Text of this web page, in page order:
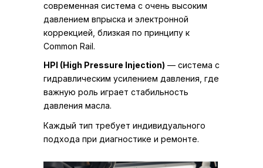
Каждый тип требует индивидуального
подхода при диагностике и ремонте.
HPI (High Pressure Injection) — система с
гидравлическим усилением давления, где
важную роль играет стабильность
давления масла.
современная система с очень высоким
давлением впрыска и электронной
коррекцией, близкая по принципу к
Common Rail.